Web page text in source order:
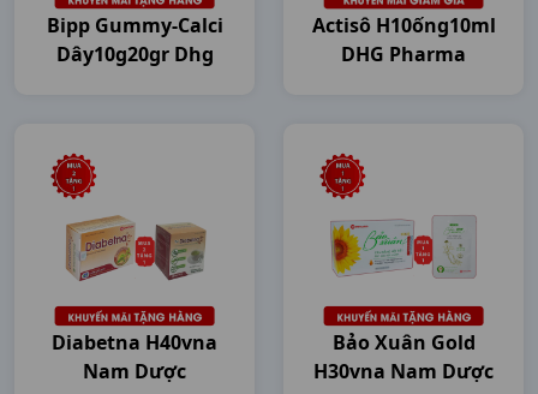
Bipp Gummy-Calci
Dây10g20gr Dhg
Actisô H10ống10ml
DHG Pharma
Diabetna H40vna
Nam Dược
Bảo Xuân Gold
H30vna Nam Dược